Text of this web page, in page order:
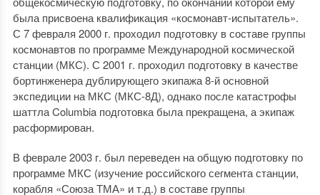
была присвоена квалификация «космонавт-испытатель».
С 7 февраля 2000 г. проходил подготовку в составе группы
космонавтов по программе Международной космической
станции (МКС). С 2001 г. проходил подготовку в качестве
бортинженера дублирующего экипажа 8-й основной
экспедиции на МКС (МКС-8Д), однако после катастрофы
шаттла Columbia подготовка была прекращена, а экипаж
расформирован.
В феврале 2003 г. был переведен на общую подготовку по
программе МКС (изучение российского сегмента станции,
корабля «Союза ТМА» и т.д.) в составе группы